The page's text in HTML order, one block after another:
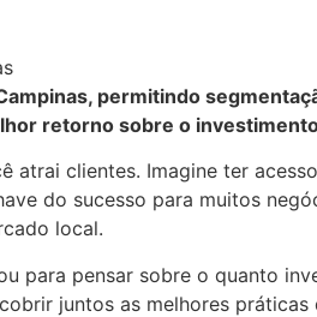
permitindo
retorno sobre o
atrai clientes. Imagine ter
do sucesso para muitos
local.
para pensar sobre o quanto
juntos as melhores